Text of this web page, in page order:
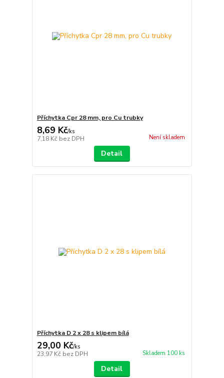
Příchytka Cpr 28 mm, pro Cu trubky
8,69 Kč/ks
7,18 Kč bez DPH Není skladem
Detail
Příchytka D 2 x 28 s klipem bílá
29,00 Kč/ks
23,97 Kč bez DPH Skladem 100 ks
Detail